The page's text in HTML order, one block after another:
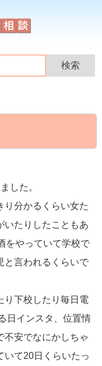
した。
り分かるくらい女た
いたりしたこともあ
をやっていて学校で
と言われるくらいで
り下校したり毎日電
日インスタ、位置情
不安でなにかしちゃ
いて20日くらいたっ